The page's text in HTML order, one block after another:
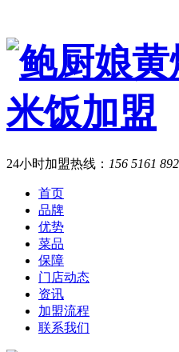
24小时加盟热线： 156 5161
首页
品牌
优势
菜品
保障
门店动态
资讯
加盟流程
联系我们